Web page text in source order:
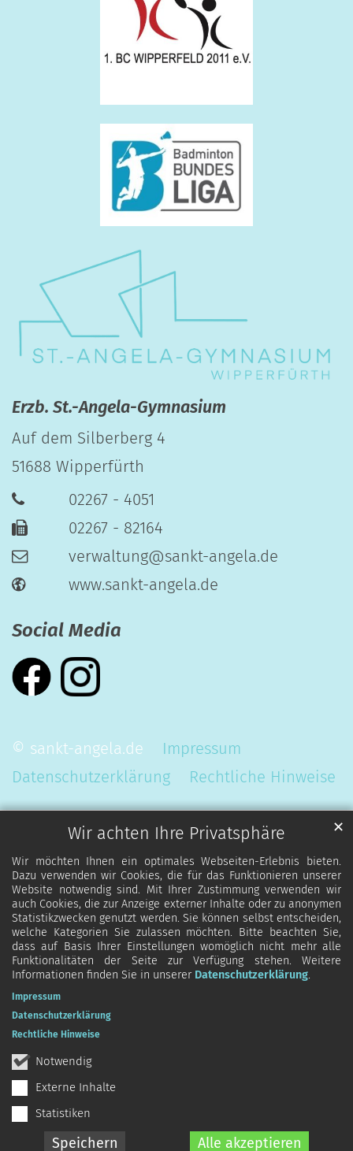
Wir achten Ihre Privatsphäre
Wir möchten Ihnen ein optimales Webseiten-Erlebnis bieten.
Dazu verwenden wir Cookies, die für das Funktionieren unserer
Website notwendig sind. Mit Ihrer Zustimmung verwenden wir
auch Cookies, die zur Anzeige externer Inhalte oder zu anonymen
Statistikzwecken genutzt werden. Sie können selbst entscheiden,
welche Kategorien Sie zulassen möchten. Bitte beachten Sie,
dass auf Basis Ihrer Einstellungen womöglich nicht mehr alle
Funktionalitäten der Seite zur Verfügung stehen. Weitere
Informationen finden Sie in unserer Datenschutzerklärung.
Notwendig
Externe Inhalte
Statistiken
Speichern Alle akzeptieren
✕
Impressum
Datenschutzerklärung
Rechtliche Hinweise
Erzb. St.-Angela-Gymnasium
Auf dem Silberberg 4
51688 Wipperfürth
02267 - 4051
02267 - 82164
verwaltung@sankt-angela.de
www.sankt-angela.de
Social Media
© sankt-angela.de
Impressum
Datenschutzerklärung
Rechtliche Hinweise